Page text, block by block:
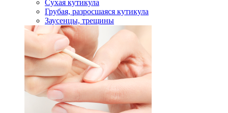
Сухая кутикула
Грубая, разросшаяся кутикула
Заусенцы, трещины